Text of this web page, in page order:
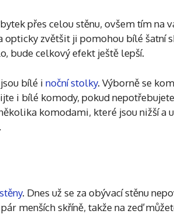
přes celou stěnu, ovšem tím na
zvětšit ji pomohou bílé šatní
bude celkový efekt ještě lepší.
bílé i noční stolky. Výborně se
i bílé komody, pokud
komodami, které jsou nižší a
. Dnes už se za obývací stěnu
menších skříně, takže na zeď